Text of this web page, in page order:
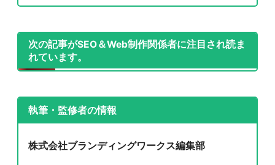
次の記事がSEO＆Web制作関係者に注目され読ま
れています。
執筆・監修者の情報
株式会社ブランディングワークス編集部